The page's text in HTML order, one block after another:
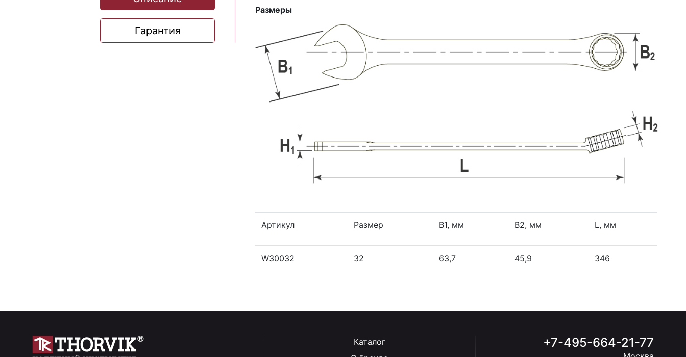
Гарантия
Размеры
Артикул Размер B1, мм В2, мм L, мм
W30032 32 63,7 45,9 346
Каталог
+7-495-664-21-77